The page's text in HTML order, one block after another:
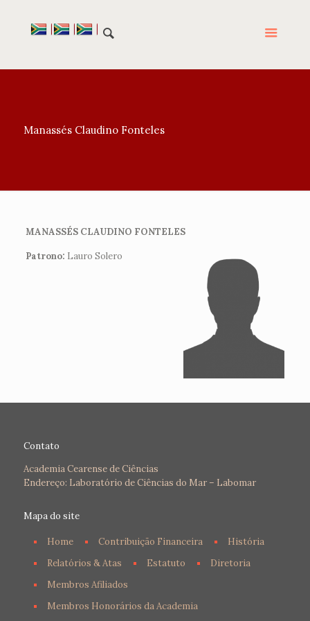
Manassés Claudino Fonteles
MANASSÉS CLAUDINO FONTELES
Patrono: Lauro Solero
Contato
Academia Cearense de Ciências
Endereço: Laboratório de Ciências do Mar – Labomar
Mapa do site
Home Contribuição Financeira
História
Relatórios & Atas
Estatuto
Diretoria
Membros Afiliados
Membros Honorários da Academia